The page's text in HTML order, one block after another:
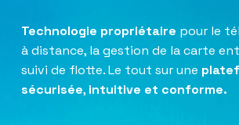
Technologie propriétaire pour le
à distance, la gestion de la carte
suivi de flotte. Le tout sur une
sécurisée, intuitive et conforme.